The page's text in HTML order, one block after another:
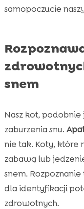
samopoczucie
snem
Nasz kot,
zaburzenia snu.
nie tak. Koty, które
zabawą lub
snem.
dla identyfikacji
zdrowotnych.